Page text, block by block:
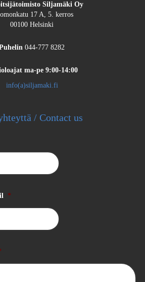
Siljamäki Oy
17 A, 5. kerros
00100 Helsinki
044-777 8282
ma-pe 9:00-14:00
info(a)siljamaki.fi
/ Contact us
*